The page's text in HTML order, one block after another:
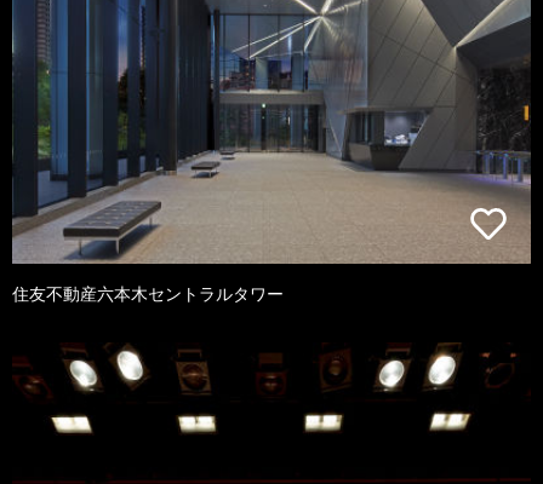
住友不動産六本木セントラルタワー